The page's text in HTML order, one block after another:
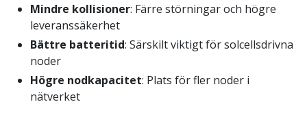
Mindre kollisioner: Färre störningar och högre
leveranssäkerhet
Bättre batteritid: Särskilt viktigt för solcellsdrivna
noder
Högre nodkapacitet: Plats för fler noder i
nätverket